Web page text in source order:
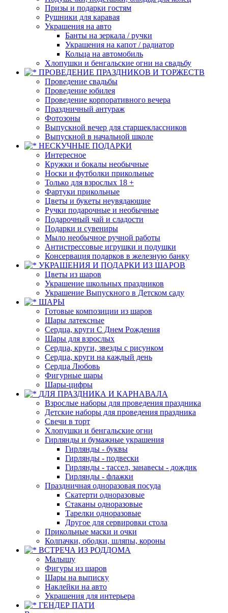
Призы и подарки гостям
Рушники для каравая
Украшения на авто
Банты на зеркала / ручки
Украшения на капот / радиатор
Кольца на автомобиль
Хлопушки и бенгальские огни на свадьбу
ПРОВЕДЕНИЕ ПРАЗДНИКОВ И ТОРЖЕСТВ
Проведение свадьбы
Проведение юбилея
Проведение корпоративного вечера
Праздничный антураж
Фотозоны
Выпускной вечер для старшеклассников
Выпускной в начальной школе
НЕСКУЧНЫЕ ПОДАРКИ
Интересное
Кружки и бокалы необычные
Носки и футболки прикольные
Только для взрослых 18 +
Фартуки прикольные
Цветы и букеты неувядающие
Ручки подарочные и необычные
Подарочный чай и сладости
Подарки и сувениры
Мыло необычное ручной работы
Антистрессовые игрушки и подушки
Консервация подарков в железную банку
УКРАШЕНИЯ И ПОДАРКИ ИЗ ШАРОВ
Цветы из шаров
Украшение школьных праздников
Украшение Выпускного в Детском саду
ШАРЫ
Готовые композиции из шаров
Шары латексные
Сердца, круги С Днем Рождения
Шары для взрослых
Сердца, круги, звезды с рисунком
Сердца, круги на каждый день
Сердца Любовь
Фигурные шары
Шары-цифры
ДЛЯ ПРАЗДНИКА И КАРНАВАЛА
Взрослые наборы для проведения праздника
Детские наборы для проведения праздника
Свечи в торт
Хлопушки и бенгальские огни
Гирлянды и бумажные украшения
Гирлянды - буквы
Гирлянды - подвески
Гирлянды - тассел, занавесы - дождик
Гирлянды - флажки
Праздничная одноразовая посуда
Скатерти одноразовые
Стаканы одноразовые
Тарелки одноразовые
Другое для сервировки стола
Прикольные маски и очки
Колпачки, ободки, шляпы, короны
ВСТРЕЧА ИЗ РОДДОМА
Малышу
Фигуры из шаров
Шары на выписку
Наклейки на авто
Украшения для интерьера
ГЕНДЕР ПАТИ